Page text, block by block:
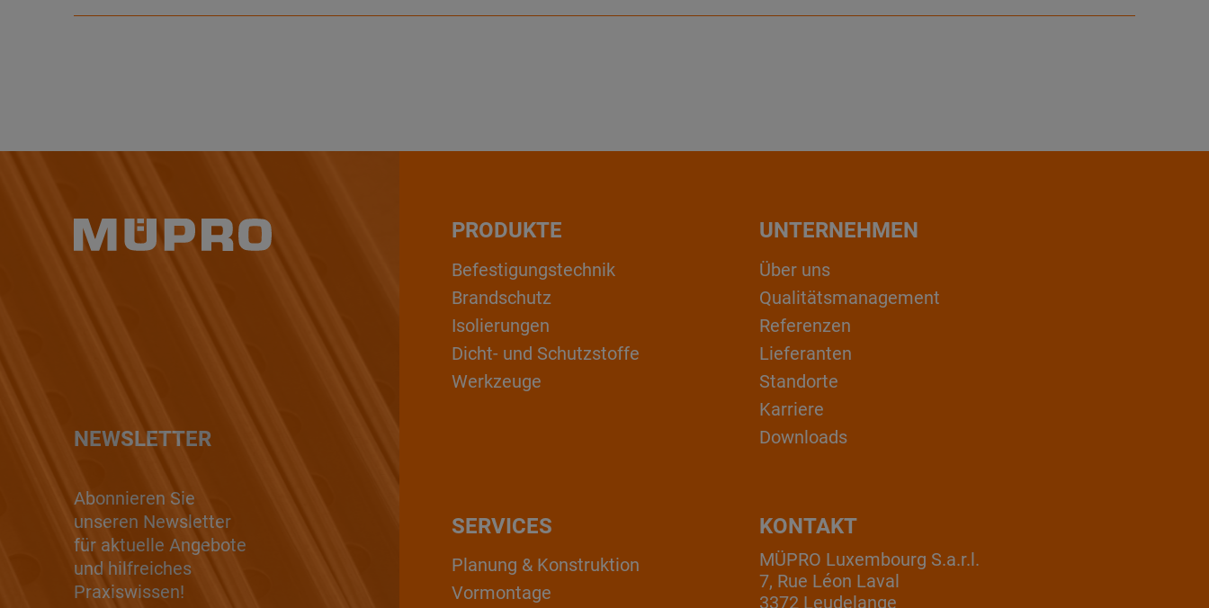
NEWSLETTER
Abonnieren Sie
unseren Newsletter
für aktuelle Angebote
und hilfreiches
Praxiswissen!
PRODUKTE
Befestigungstechnik
Brandschutz
Isolierungen
Dicht- und Schutzstoffe
Werkzeuge
UNTERNEHMEN
Über uns
Qualitätsmanagement
Referenzen
Lieferanten
Standorte
Karriere
Downloads
KONTAKT
MÜPRO Luxembourg S.a.r.l.
7, Rue Léon Laval
3372 Leudelange
SERVICES
Planung & Konstruktion
Vormontage